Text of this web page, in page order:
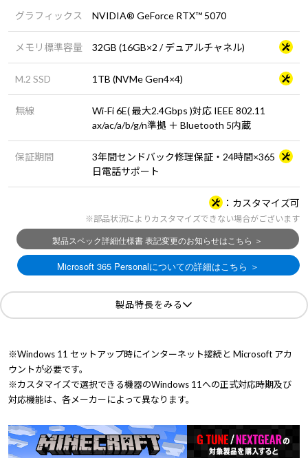
グラフィックス NVIDIA® GeForce RTX™ 5070
メモリ標準容量 32GB (16GB×2 / デュアルチャネル)
M.2 SSD 1TB (NVMe Gen4×4)
無線
Wi-Fi 6E( 最大2.4Gbps )対応 IEEE 802.11
ax/ac/a/b/g/n準拠 ＋ Bluetooth 5内蔵
保証期間
3年間センドバック修理保証・24時間×365
日電話サポート
カスタマイズ可
※部品状況によりカスタマイズできない場合がございます
製品特長をみる
※Windows 11 セットアップ時にインターネット接続と Microsoft アカ
ウントが必要です。
※カスタマイズで選択できる機器のWindows 11への正式対応時期及び
対応機能は、各メーカーによって異なります。